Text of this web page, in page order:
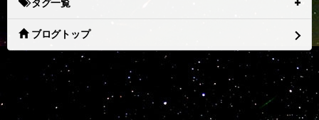
タグ一覧
ブログトップ